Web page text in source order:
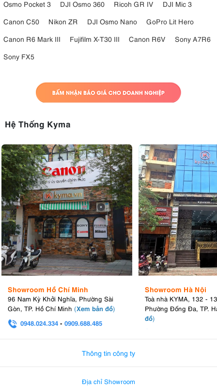
Osmo Pocket 3
DJI Osmo 360 Ricoh GR IV
DJI Mic 3
Canon C50
Nikon ZR DJI Osmo Nano
GoPro Lit Hero
Canon R6 Mark III
Fujifilm X-T30 III Canon R6V
Sony A7R6
Sony FX5
Hệ Thống Kyma
Showroom Hồ Chí Minh
96 Nam Kỳ Khởi Nghĩa, Phường Sài
Gòn, TP. Hồ Chí Minh (Xem bản đồ)
0948.024.334 - 0909.688.485
Showroom Hà Nội
Toà nhà KYMA, 132 -
Phường Đống Đa, TP.
đồ)
Thông tin công ty
Địa chỉ Showroom